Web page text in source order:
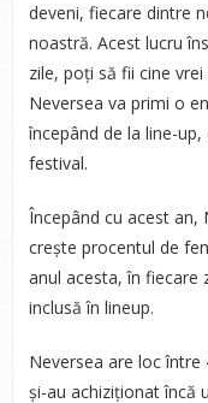
deveni, fiecare dintre
noastră. Acest lucru
zile, poți să fii cine
Neversea va primi o
începând de la line-
festival.
Începând cu acest an,
crește procentul de
anul acesta, în fiecare
inclusă în lineup.
Neversea are loc între
și-au achiziționat încă